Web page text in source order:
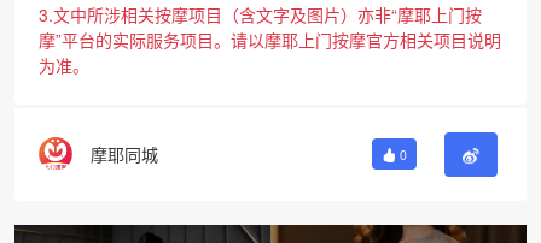
3.文中所涉相关按摩项目（含文字及图片）亦非“摩耶上门按
摩”平台的实际服务项目。请以摩耶上门按摩官方相关项目说明
为准。
摩耶同城 0